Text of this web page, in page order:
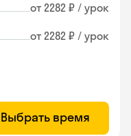
от 2282 ₽ / урок
от 2282 ₽ / урок
Выбрать время